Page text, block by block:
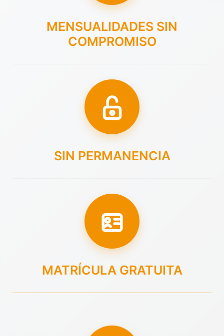
MENSUALIDADES SIN
COMPROMISO
SIN PERMANENCIA
MATRÍCULA GRATUITA